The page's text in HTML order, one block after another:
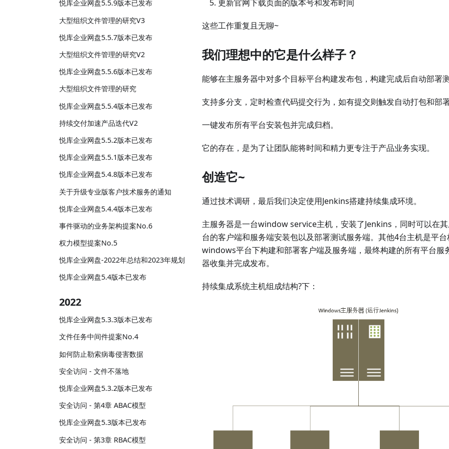
悦库企业网盘5.5.9版本已发布
大型组织文件管理的研究V3
悦库企业网盘5.5.7版本已发布
大型组织文件管理的研究V2
悦库企业网盘5.5.6版本已发布
大型组织文件管理的研究
悦库企业网盘5.5.4版本已发布
持续交付加速产品迭代V2
悦库企业网盘5.5.2版本已发布
悦库企业网盘5.5.1版本已发布
悦库企业网盘5.4.8版本已发布
关于升级专业版客户技术服务的通知
悦库企业网盘5.4.4版本已发布
事件驱动的业务架构提案No.6
权力模型提案No.5
悦库企业网盘-2022年总结和2023年规划
悦库企业网盘5.4版本已发布
2022
悦库企业网盘5.3.3版本已发布
文件任务中间件提案No.4
如何防止勒索病毒侵害数据
安全访问 - 文件不落地
悦库企业网盘5.3.2版本已发布
安全访问 - 第4章 ABAC模型
悦库企业网盘5.3版本已发布
安全访问 - 第3章 RBAC模型
更新官网下载页面的版本号和发布时间
这些工作重复且无聊~
我们理想中的它是什么样子？
能够在主服务器中对多个目标平台构建发布包，构建完成后自动部署测
支持多分支，定时检查代码提交行为，如有提交则触发自动打包和部署
一键发布所有平台安装包并完成归档。
它的存在，是为了让团队能将时间和精力更专注于产品业务实现。
创造它~
通过技术调研，最后我们决定使用Jenkins搭建持续集成环境。
主服务器是一台window service主机，安装了Jenkins，同时可以在
台的客户端和服务端安装包以及部署测试服务端。其他4台主机是平
windows平台下构建和部署客户端及服务端，最终构建的所有平台服
器收集并完成发布。
持续集成系统主机组成结构?下：